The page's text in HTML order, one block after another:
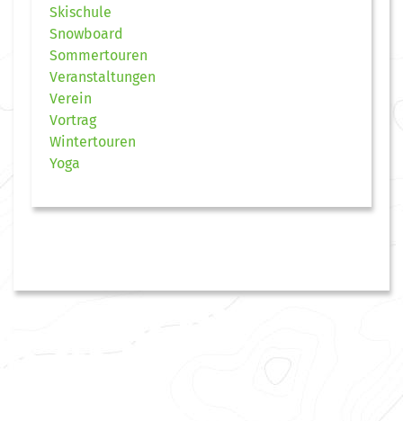
Skischule
Snowboard
Sommertouren
Veranstaltungen
Verein
Vortrag
Wintertouren
Yoga